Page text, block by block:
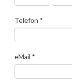
Telefon *
eMail *